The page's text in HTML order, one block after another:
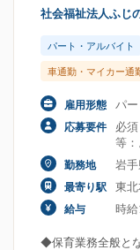
社会福祉法人ふじ
パート・アルバイト
車通勤・マイカー通
雇用形態 パ
応募要件
必
等：
勤務地 岩
最寄り駅 東
給与 時
◆保育業務全般と